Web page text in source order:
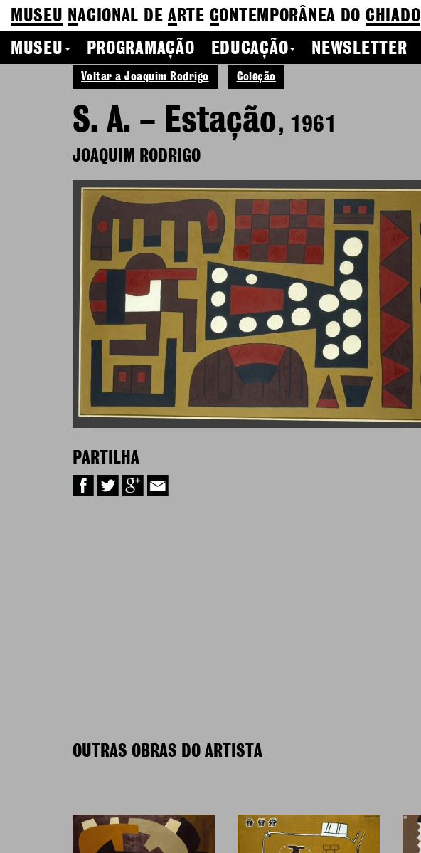
MUSEU NACIONAL DEA RTE CONTEMPORÂNEA DO CHIADO
MUSEU
PROGRAMAÇÃO EDUCAÇÃO NEWSLETTER
Voltar a Joaquim Rodrigo Coleção
S. A. – Estação , 1961
JOAQUIM RODRIGO
PARTILHA
OUTRAS OBRAS DO ARTISTA